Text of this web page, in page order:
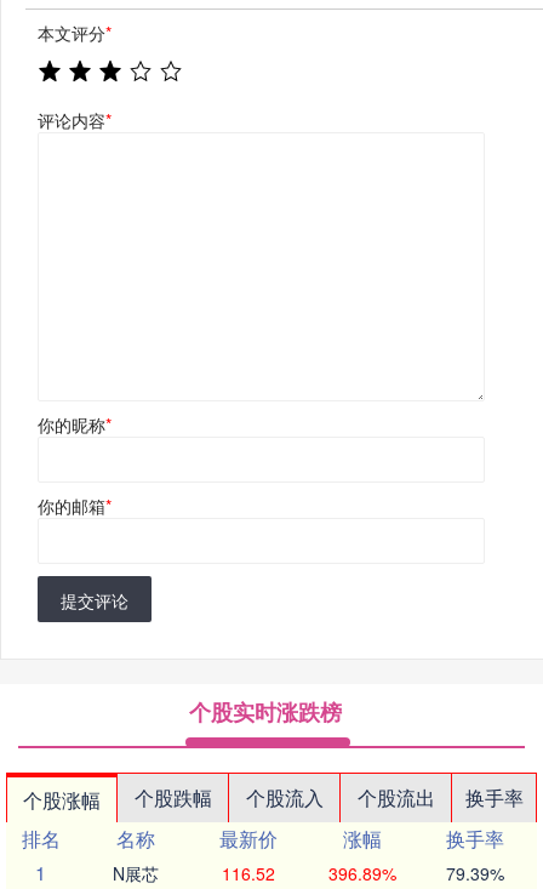
本文评分*
评论内容*
你的昵称*
你的邮箱*
提交评论
个股实时涨跌榜
个股涨幅 个股跌幅 个股流入 个股流出
换手率
排名
名称 最新价 涨幅
换手率
1
N展芯 116.52 396.89% 79.39%